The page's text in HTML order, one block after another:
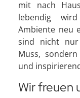
mit nach
lebendig
Ambiente neu
sind nicht nur
Muss,
und
Wir freuen